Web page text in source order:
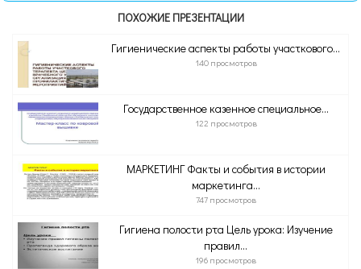
ПОХОЖИЕ ПРЕЗЕНТАЦИИ
Гигиенические аспекты работы участкового...
140 просмотров
Государственное казенное специальное...
122 просмотров
МАРКЕТИНГ Факты и события в истории
маркетинга...
747 просмотров
Гигиена полости рта Цель урока: Изучение
правил...
196 просмотров